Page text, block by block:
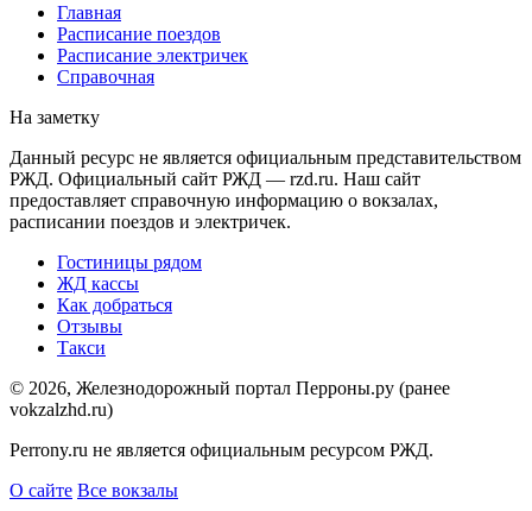
Главная
Расписание поездов
Расписание электричек
Справочная
На заметку
Данный ресурс не является официальным представительством
РЖД. Официальный сайт РЖД — rzd.ru. Наш сайт
предоставляет справочную информацию о вокзалах,
расписании поездов и электричек.
Гостиницы рядом
ЖД кассы
Как добраться
Отзывы
Такси
© 2026, Железнодорожный портал Перроны.ру (ранее
vokzalzhd.ru)
Perrony.ru не является официальным ресурсом РЖД.
О сайте Все вокзалы